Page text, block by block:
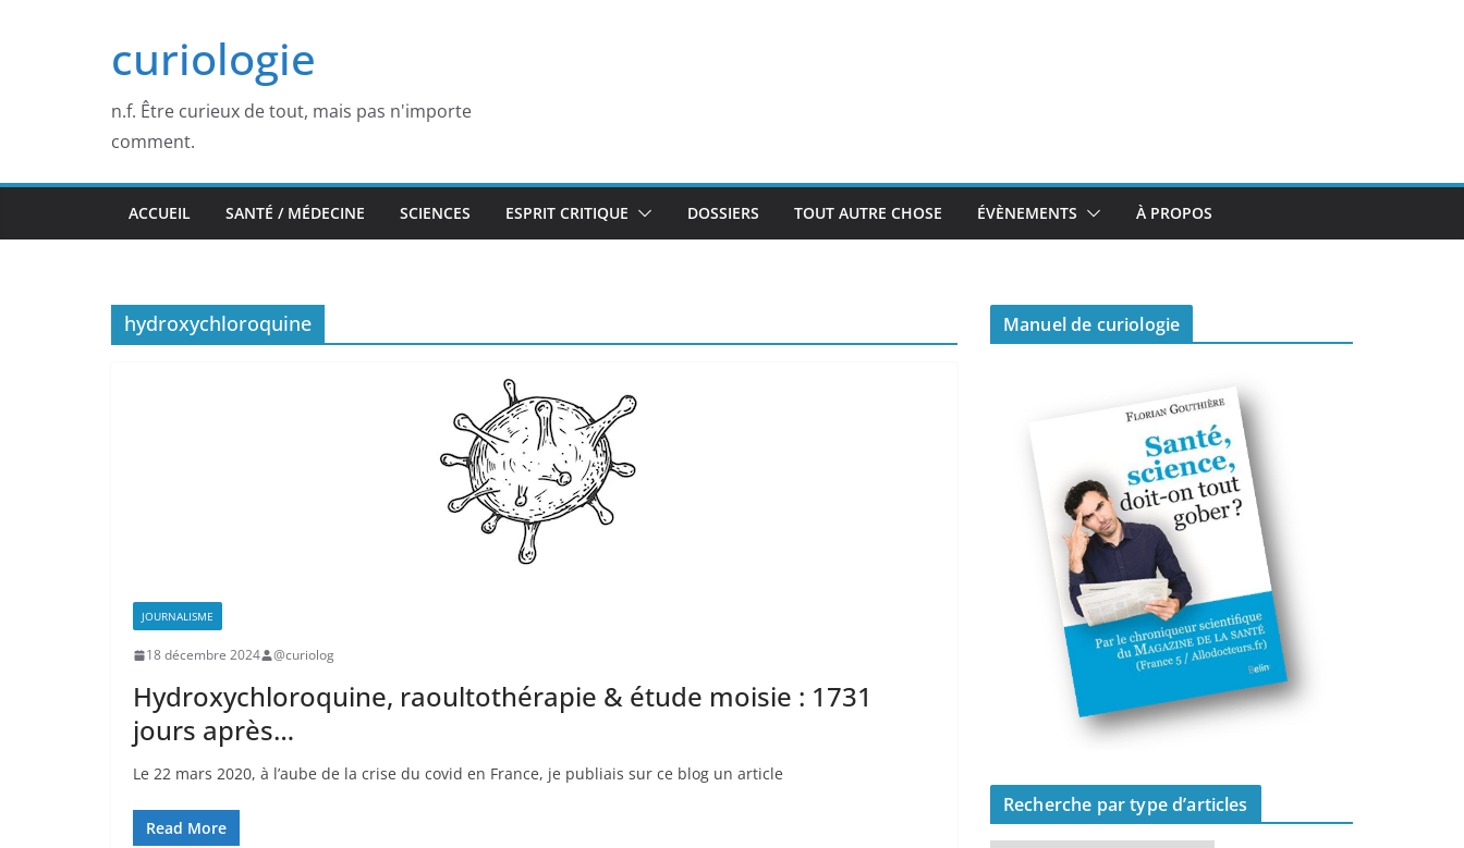
curiologie
n.f. Être curieux de tout, mais pas n'importe
comment.
ACCUEIL SANTÉ / MÉDECINE SCIENCES ESPRIT CRITIQUE DOSSIERS TOUT AUTRE CHOSE ÉVÈNEMENTS À PROPOS
hydroxychloroquine
JOURNALISME
18 décembre 2024 @curiolog
Hydroxychloroquine, raoultothérapie & étude moisie : 1731
jours après…
Le 22 mars 2020, à l’aube de la crise du covid en France, je publiais sur ce blog un article
Read More
Manuel de curiologie
Recherche par type d’articles